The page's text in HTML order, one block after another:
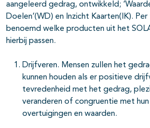
aangeleerd gedrag, ontwikkeld;
Doelen’(WD) en Inzicht Kaarten(IK).
benoemd welke producten uit het
hierbij passen.
Drijfveren. Mensen zullen het
kunnen houden als er positieve
tevredenheid met het gedrag,
veranderen of congruentie met
overtuigingen en waarden.